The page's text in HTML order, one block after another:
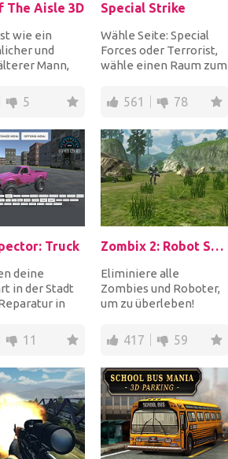
The Aisle 3D
wie ein
und
Mann,
5
Special Strike
Wähle Seite: Special
Forces oder Terrorist,
wähle einen Raum zum
verschiedene Ar...
561 78
Truck
deine
in der Stadt
in
der de...
11
Zombix 2: Robot Survival
Eliminiere alle
Zombies und Roboter,
um zu überleben!
Schießkünste in
diesem apok...
417 59